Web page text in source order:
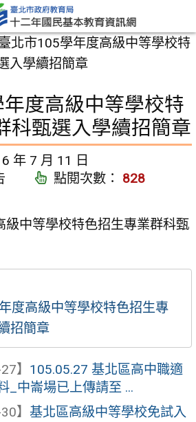
北市105學年度高級中等學校特
入學續招簡章
度高級中等學校特
科甄選入學續招簡章
年 7 月 11 日
點閱次數： 828
級中等學校特色招生專業群科甄
度高級中等學校特色招生專
招簡章
】 105.05.27 基北區高中職適
_中崙場已上傳請至 ...
】 基北區高級中等學校免試入